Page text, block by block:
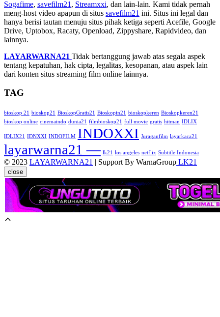
Sogafime, savefilm21 , Streamxxi, dan lain-lain. Kami tidak pernah
meng-host video apapun di situs savefilm21 ini. Situs ini legal dan
hanya berisi tautan menuju situs pihak ketiga seperti Acefile, Google
Drive, Uptobox, Racaty, Openload, Zippyshare, Rapidvideo, dan
lainnya.
LAYARWARNA21 Tidak bertanggung jawab atas segala aspek
tentang kepatuhan, hak cipta, legalitas, kesopanan, atau aspek lain
dari konten situs streaming film online lainnya.
TAG
bioskop 21 bioskop21 BioskopGratis21 Bioskopin21 bioskopkeren Bioskopkeren21
bioskop online cinemaindo dunia21 filmbioskop21 full movie gratis hitman IDLIX
IDLIX21 IDNXXI INDOFILM INDOXXI Juraganfilm layarkaca21
layarwarna21 — lk21 los angeles netflix Subtitle Indonesia
© 2023 LAYARWARNA21 | Support By WarnaGroup LK21
close